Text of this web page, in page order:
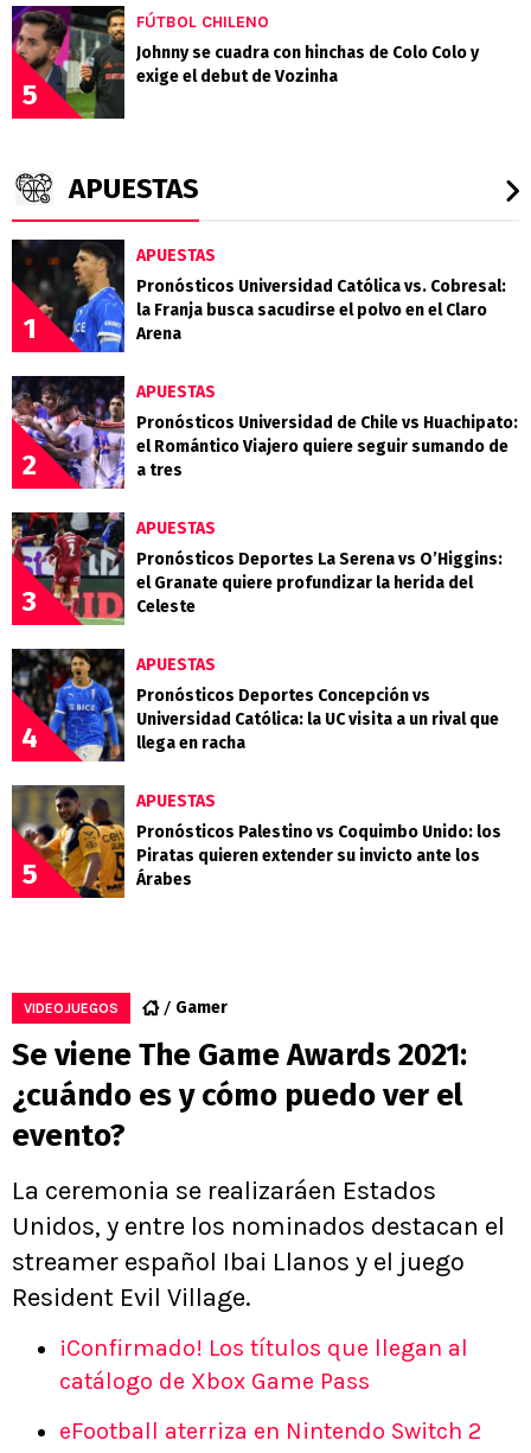
5
FÚTBOL CHILENO
Johnny se cuadra con hinchas de Colo Colo y
exige el debut de Vozinha
APUESTAS
1
APUESTAS
Pronósticos Universidad Católica vs. Cobresal:
la Franja busca sacudirse el polvo en el Claro
Arena
2
APUESTAS
Pronósticos Universidad de Chile vs Huachipato:
el Romántico Viajero quiere seguir sumando de
a tres
3
APUESTAS
Pronósticos Deportes La Serena vs O’Higgins:
el Granate quiere profundizar la herida del
Celeste
4
APUESTAS
Pronósticos Deportes Concepción vs
Universidad Católica: la UC visita a un rival que
llega en racha
5
APUESTAS
Pronósticos Palestino vs Coquimbo Unido: los
Piratas quieren extender su invicto ante los
Árabes
VIDEOJUEGOS Gamer
Se viene The Game Awards 2021:
¿cuándo es y cómo puedo ver el
evento?
La ceremonia se realizaráen Estados
Unidos, y entre los nominados destacan el
streamer español Ibai Llanos y el juego
Resident Evil Village.
¡Confirmado! Los títulos que llegan al
catálogo de Xbox Game Pass
eFootball aterriza en Nintendo Switch 2